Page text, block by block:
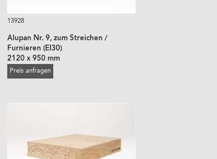
13928
Alupan Nr. 9, zum Streichen /
Furnieren (EI30)
2120 x 950 mm
Preis anfragen